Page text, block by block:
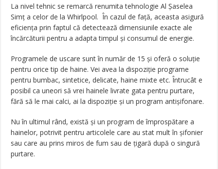
La nivel tehnic se remarcă renumita tehnologie Al Șaselea
Simț a celor de la Whirlpool. În cazul de față, aceasta asigură
eficiența prin faptul că detectează dimensiunile exacte ale
încărcăturii pentru a adapta timpul și consumul de energie.
Programele de uscare sunt în număr de 15 și oferă o soluție
pentru orice tip de haine. Vei avea la dispoziție programe
pentru bumbac, sintetice, delicate, haine mixte etc. Întrucât e
posibil ca uneori să vrei hainele livrate gata pentru purtare,
fără să le mai calci, ai la dispoziție și un program antișifonare.
Nu în ultimul rând, există și un program de împrospătare a
hainelor, potrivit pentru articolele care au stat mult în șifonier
sau care au prins miros de fum sau de țigară după o singură
purtare.